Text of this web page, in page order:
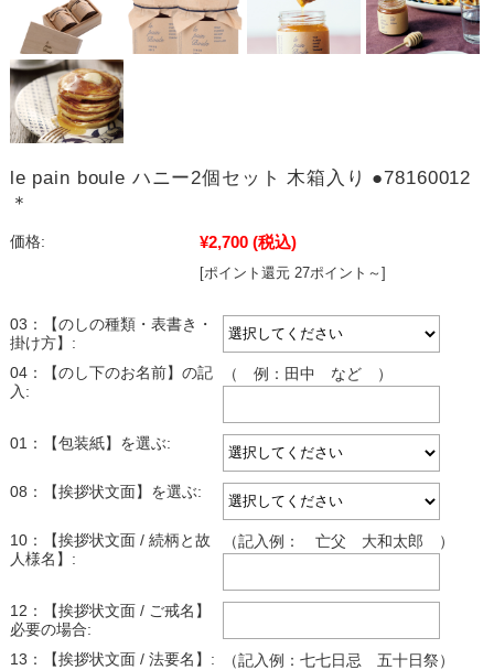
le pain boule ハニー2個セット 木箱入り ●78160012
＊
価格: ¥2,700 (税込)
[ポイント還元 27ポイント～]
03：【のしの種類・表書き・
掛け方】:
04：【のし下のお名前】の記
入:
（ 例：田中 など ）
01：【包装紙】を選ぶ:
08：【挨拶状文面】を選ぶ:
10：【挨拶状文面 / 続柄と故
人様名】:
（記入例： 亡父 大和太郎 ）
12：【挨拶状文面 / ご戒名】
必要の場合:
13：【挨拶状文面 / 法要名】:
（記入例：七七日忌 五十日祭）